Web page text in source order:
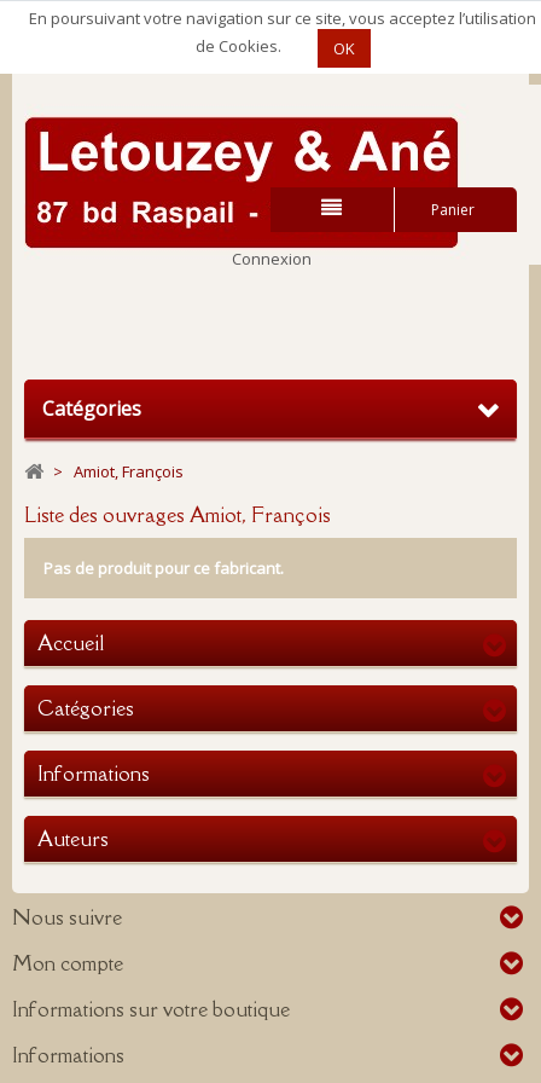
Connexion
Panier
Catégories
Connexion
> Amiot, François
Liste des ouvrages Amiot, François
Pas de produit pour ce fabricant.
Accueil
Catégories
Informations
Auteurs
Nous suivre
Mon compte
Informations sur votre boutique
Informations
En poursuivant votre navigation sur ce site, vous acceptez l’utilisation
de Cookies.
OK